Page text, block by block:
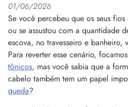
01/06/2026
Se você percebeu que os seus
ou se assustou com a quantidade
escova, no travesseiro e banheiro,
Para reverter esse cenário,
tônicos, mas você sabia que a
cabelo também tem um papel
queda?